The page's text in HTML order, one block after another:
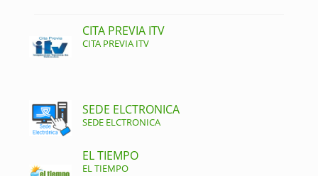
CITA PREVIA ITV
CITA PREVIA ITV
SEDE ELCTRONICA
SEDE ELCTRONICA
EL TIEMPO
EL TIEMPO